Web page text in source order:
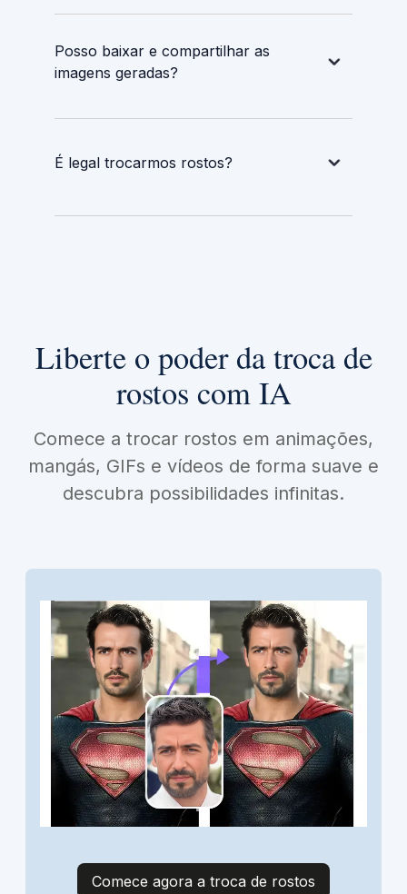
Posso baixar e compartilhar as
imagens geradas?
É legal trocarmos rostos?
Liberte o poder da troca de
rostos com IA
Comece a trocar rostos em animações,
mangás, GIFs e vídeos de forma suave e
descubra possibilidades infinitas.
Comece agora a troca de rostos